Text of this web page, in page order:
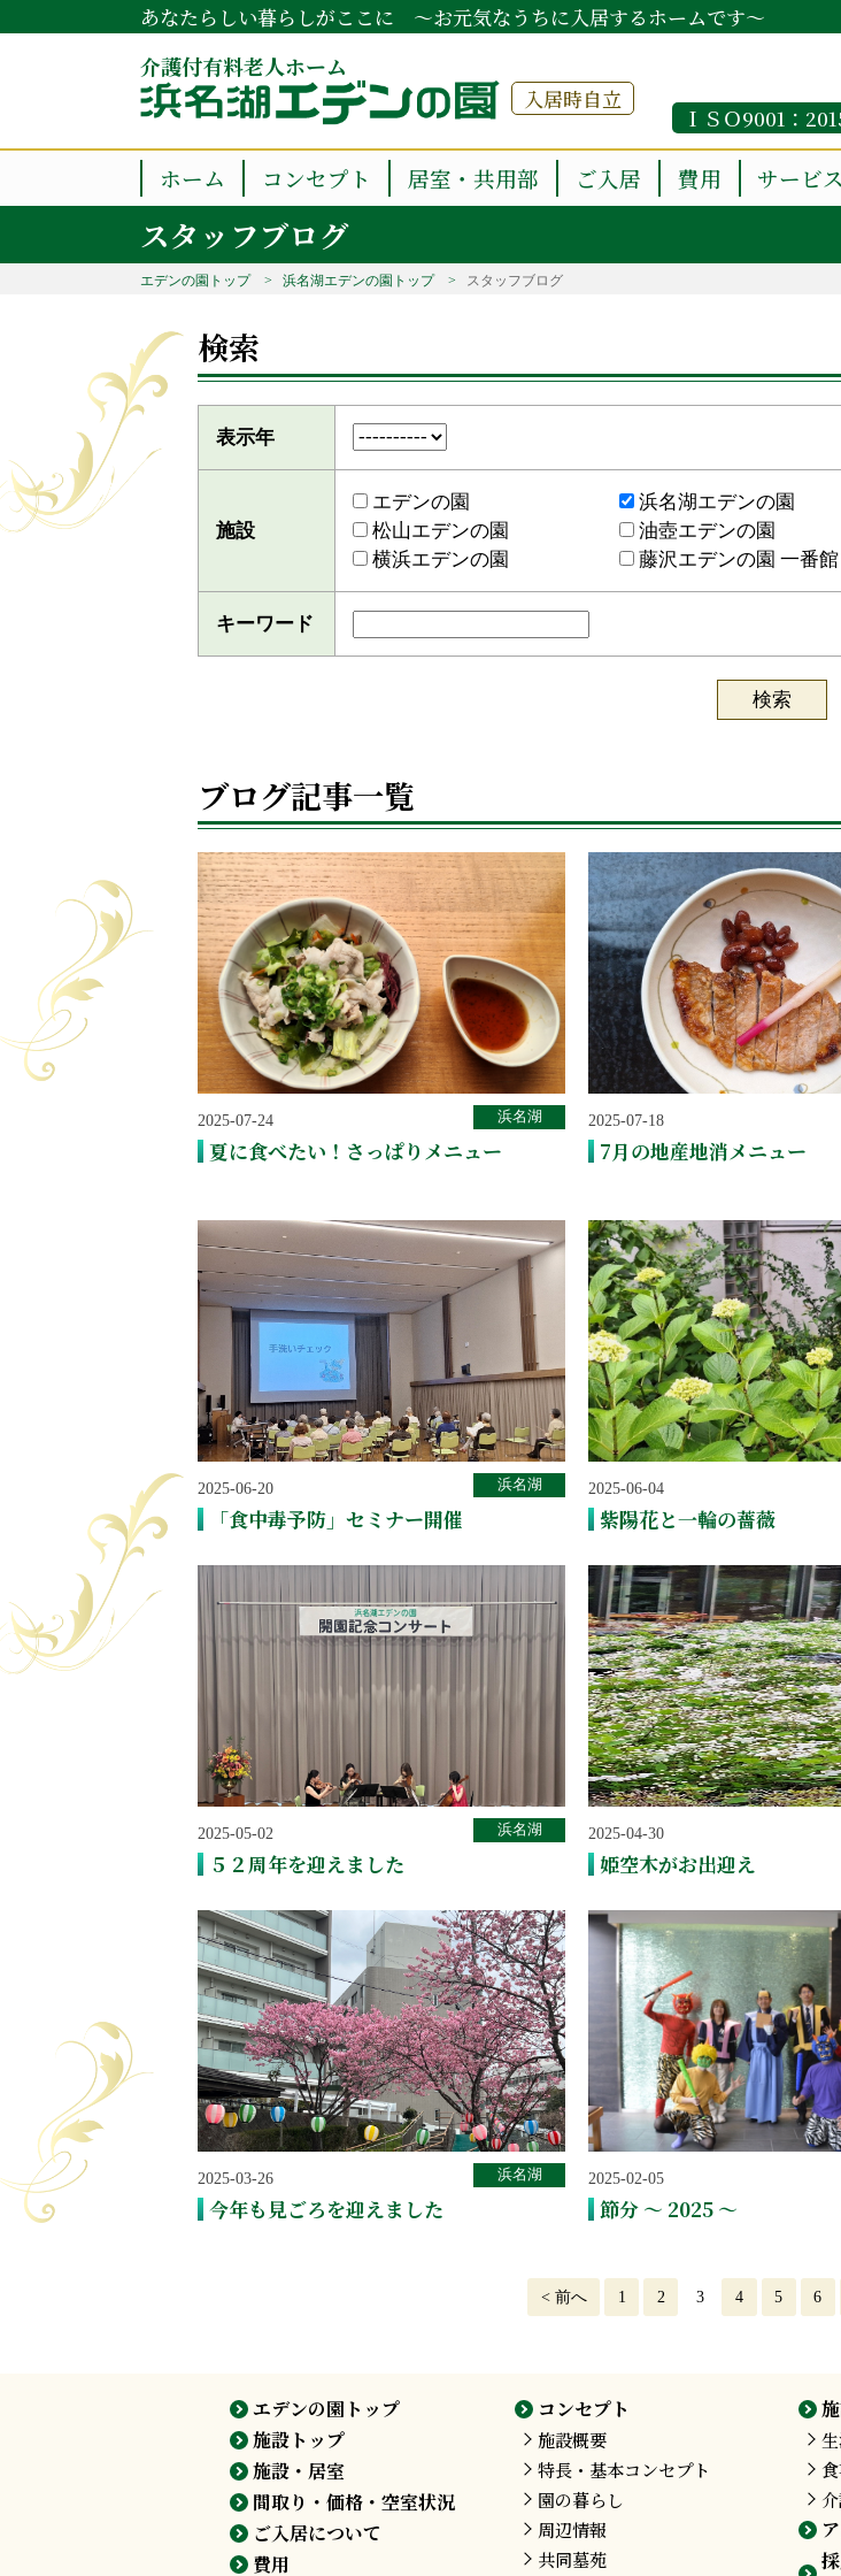
あなたらしい暮らしがここに ～お元気なうちに入居するホームです～
介護付有料老人ホーム
入居時自立
ＩＳＯ9001：
ホーム コンセプト 居室・共用部 ご入居 費用 サービス
スタッフブログ
エデンの園トップ 浜名湖エデンの園トップ スタッフブログ
検索
表示年
施設
エデンの園 浜名湖エデンの園
松山エデンの園
油壺エデンの園
横浜エデンの園
藤沢エデンの園 一番館
キーワード
ブログ記事一覧
2025-07-24
夏に食べたい！さっぱりメニュー
浜名湖 2025-07-18
7月の地産地消メニュー
2025-06-20
「食中毒予防」セミナー開催
浜名湖 2025-06-04
紫陽花と一輪の薔薇
2025-05-02
５２周年を迎えました
浜名湖 2025-04-30
姫空木がお出迎え
2025-03-26
今年も見ごろを迎えました
浜名湖 2025-02-05
節分 ～ 2025 ～
<前へ 1 2 3 4 5 6
エデンの園トップ
施設トップ
施設・居室
間取り・価格・空室状況
ご入居について
費用
コンセプト
施設概要
特長・基本コンセプト
園の暮らし
周辺情報
共同墓苑